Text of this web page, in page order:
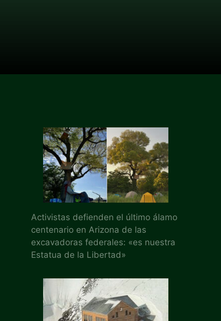
Activistas defienden el último álamo
centenario en Arizona de las
excavadoras federales: «es nuestra
Estatua de la Libertad»